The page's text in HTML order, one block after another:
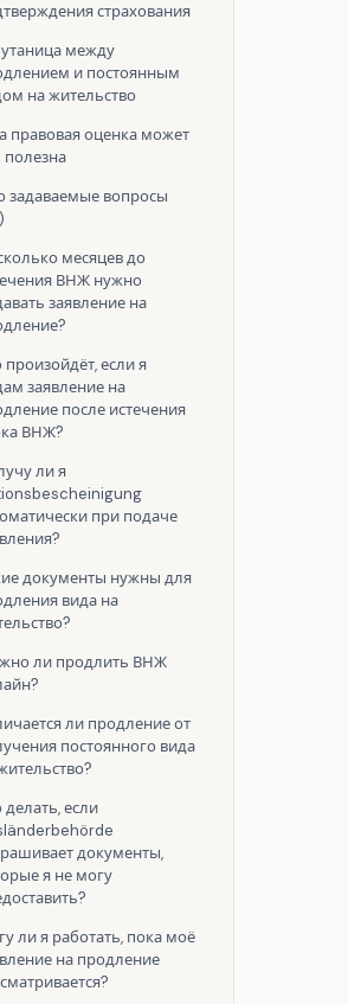
страхования
между
и постоянным
на жительство
правовая оценка может
задаваемые вопросы
месяцев до
ВНЖ нужно
заявление на
произойдёт, если я
заявление на
после истечения
ВНЖ?
ли я
при подаче
документы нужны для
вида на
ли продлить ВНЖ
ли продление от
постоянного вида
делать, если
документы,
я не могу
ли я работать, пока моё
на продление